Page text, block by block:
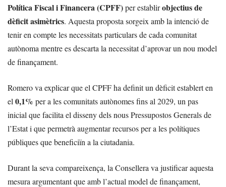
Política Fiscal i Financera (CPFF)per establirobjectius de
dèficit asimètrics. Aquesta proposta sorgeix amb la intenció de
tenir en compte les necessitats particulars de cada comunitat
autònoma mentre es descarta la necessitat d’aprovar un nou model
de finançament.
Romero va explicar que el CPFF ha definit un dèficit establert en
el 0,1% per a les comunitats autònomes fins al 2029, un pas
inicial que facilita el disseny dels nous Pressupostos Generals de
l’Estat i que permetrà augmentar recursos per a les polítiques
públiques que beneficiïn a la ciutadania.
Durant la seva compareixença, la Consellera va justificar aquesta
mesura argumentant que amb l’actual model de finançament,